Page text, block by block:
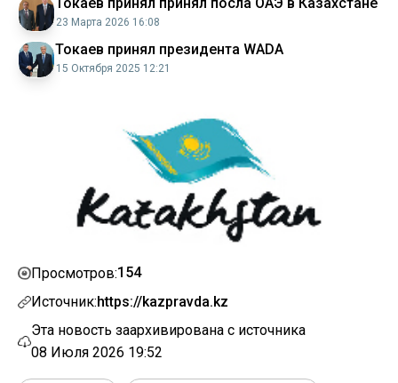
23 Марта 2026 16:08
Токаев принял президента WADA
15 Октября 2025 12:21
Просмотров:154
Источник:https://kazpravda.kz
Эта новость заархивирована с источника
08 Июля 2026 19:52